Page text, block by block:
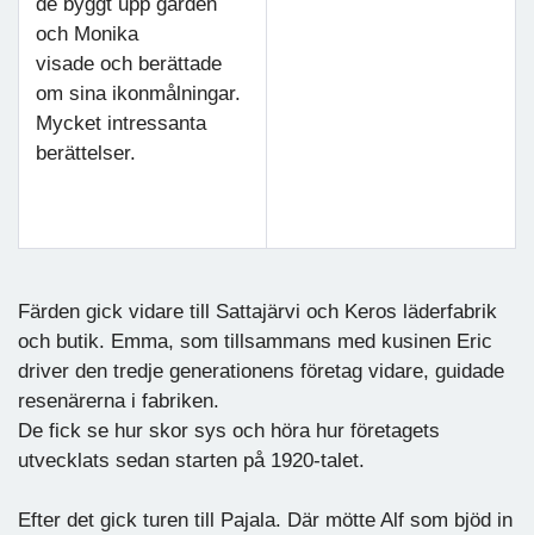
och Monika
visade och berättade
om sina ikonmålningar.
Mycket intressanta
berättelser.
Färden gick vidare till Sattajärvi och Keros läderfabrik
och butik. Emma, som tillsammans med kusinen Eric
driver den tredje generationens företag vidare, guidade
resenärerna i fabriken.
De fick se hur skor sys och höra hur företagets
utvecklats sedan starten på 1920-talet.
Efter det gick turen till Pajala. Där mötte Alf som bjöd in